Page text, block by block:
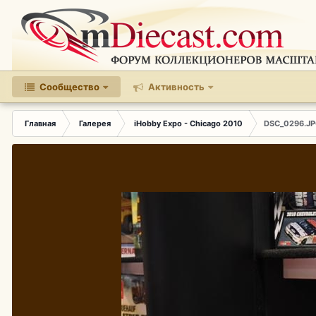
Сообщество Активность
Главная Галерея iHobby Expo - Chicago 2010